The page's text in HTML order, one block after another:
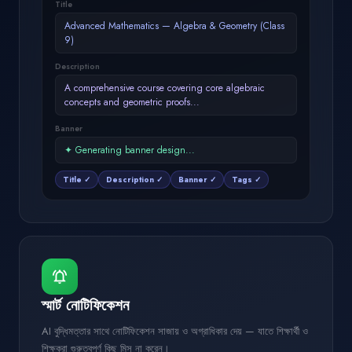
Title
Advanced Mathematics — Algebra & Geometry (Class
9)
Description
A comprehensive course covering core algebraic
concepts and geometric proofs...
Banner
✦ Generating banner design...
Title ✓ Description ✓ Banner ✓ Tags ✓
notifications_active
স্মার্ট নোটিফিকেশন
AI বুদ্ধিমত্তার সাথে নোটিফিকেশন সাজায় ও অগ্রাধিকার দেয় — যাতে শিক্ষার্থী ও
শিক্ষকরা গুরুত্বপূর্ণ কিছু মিস না করেন।